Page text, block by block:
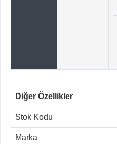
Diğer Özellikler
Stok Kodu
Marka